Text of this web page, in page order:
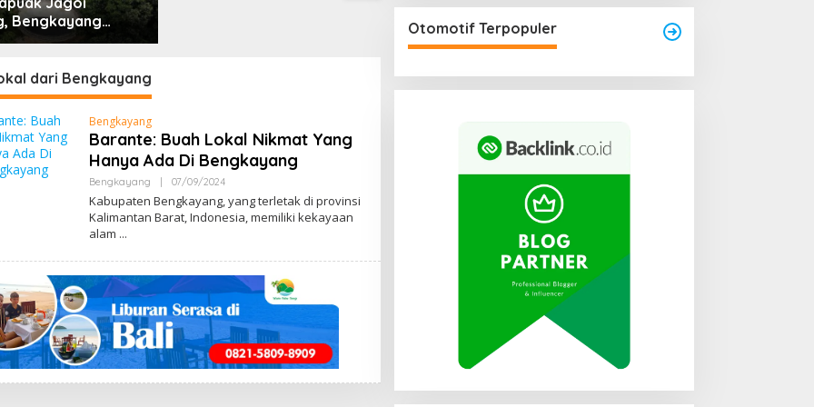
Bengkayang
Pendapat Saya
Menjadi Titik Rawan Rayap
Jika Terlalu Lembap
dari Bengkayang
Bengkayang
Barante: Buah Lokal Nikmat Yang
Hanya Ada Di Bengkayang
Bengkayang 07/09/2024B
M
E
E
L
B
E
N
G
K
A
Y
Kabupaten Bengkayang, yang terletak di provinsi
Kalimantan Barat, Indonesia, memiliki kekayaan
alam
Otomotif Terpopuler